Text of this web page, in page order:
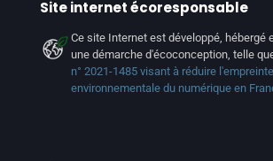
Site internet écoresponsable
Ce site Internet est développé, hébergé
une démarche d'écoconception, telle
n° 2021-1485 visant à réduire l'empreinte
environnementale du numérique en